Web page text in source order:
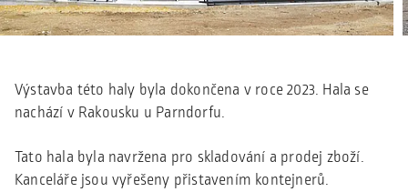
Výstavba této haly byla dokončena v roce 2023. Hala se
nachází v Rakousku u Parndorfu.
Tato hala byla navržena pro skladování a prodej zboží.
Kanceláře jsou vyřešeny přistavením kontejnerů.